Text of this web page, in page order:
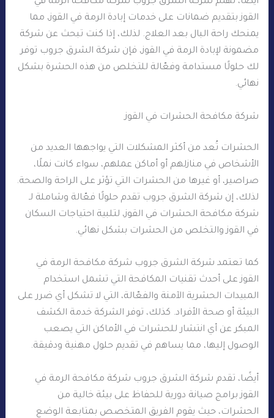
القوز بتقديم ضمانات على خدمات إبادة الرمة في القوز، مما
يمنحك راحة البال بعد العلاج. لذلك، إذا كنت تبحث عن شركة
مضمونة لإبادة الرمة في القوز، فإن شركة الشرق جروب توفر
لك حلولًا مستدامة وفعّالة للتخلص من هذه الحشرة بشكل
نهائي.
شركة مكافحة الحشرات في القوز
الحشرات تُعد من أكثر المشكلات التي يواجهها العديد من
الأشخاص في منازلهم أو أماكن عملهم، سواء كانت نملًا،
صراصير، أو غيرها من الحشرات التي تؤثر على الراحة والصحة.
لذلك، إن شركة الشرق جروب تقدم حلولًا فعّالة وشاملة لـ
شركة مكافحة الحشرات في القوز، لتلبية احتياجات السكان
في القوز والتخلص من الحشرات بشكل نهائي.
كما تعتمد شركة الشرق جروب شركة مكافحة الرمة في
القوز على أحدث تقنيات المكافحة التي تشمل استخدام
المبيدات الحشرية الآمنة والفعّالة، التي لا تشكل أي ضرر على
البيئة أو صحة الأفراد. كذلك، توفر الشركة خدمة الكشف
المبكر عن أي انتشار للحشرات في الأماكن التي يصعب
الوصول إليها، مما يساهم في تقديم حلول مهنية ودقيقة.
أيضًا، تقدم شركة الشرق جروب شركة مكافحة الرمة في
القوز برامج صيانة دورية للحفاظ على بيئة خالية من
الحشرات، حيث يقوم الفريق المتخصص بمتابعة الوضع